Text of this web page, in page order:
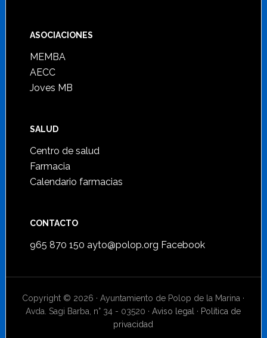
ASOCIACIONES
MEMBA
AECC
Joves MB
SALUD
Centro de salud
Farmacia
Calendario farmacias
CONTACTO
965 870 150 ayto@polop.org Facebook
Copyright © 2026 · Ayuntamiento de Polop de la Marina ·
Avda. Sagi Barba, n° 34 - 03520 ·Aviso legal · Política de
privacidad